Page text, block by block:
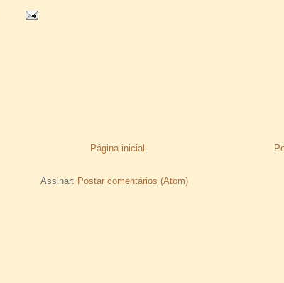
Página inicial
Assinar: Postar comentários (Atom)